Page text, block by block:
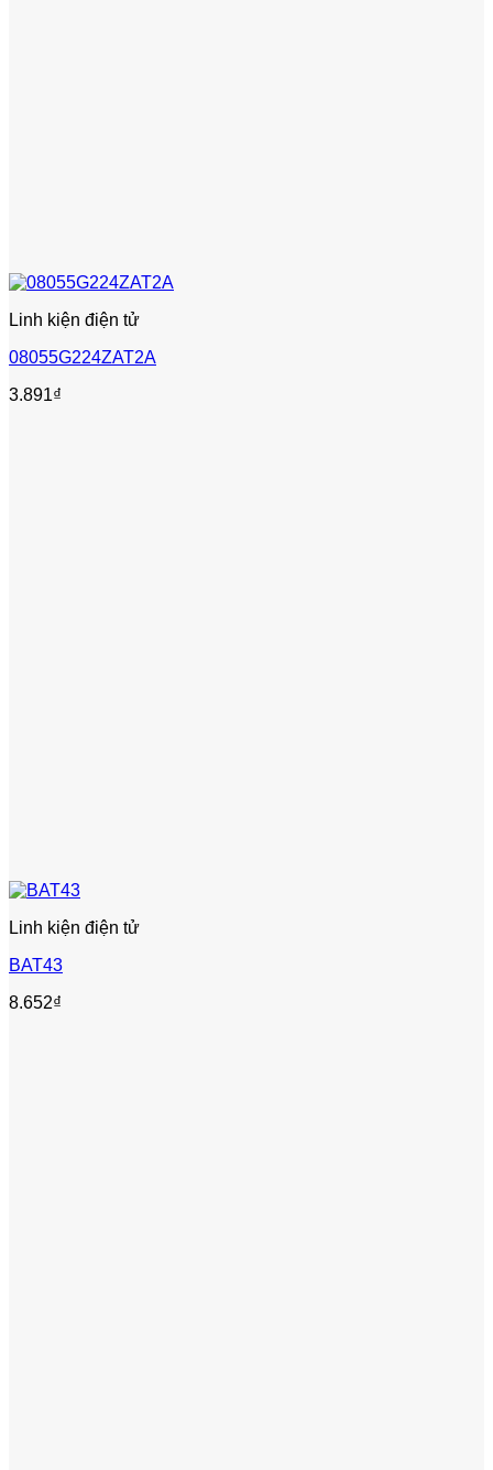
Linh kiện điện tử
08055G224ZAT2A
3.891₫
Linh kiện điện tử
BAT43
8.652₫